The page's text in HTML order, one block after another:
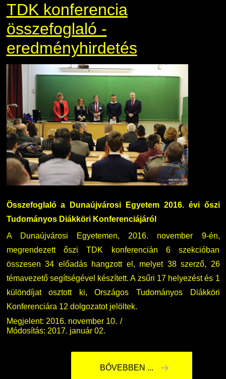
TDK konferencia
összefoglaló -
eredményhirdetés
Összefoglaló a Dunaújvárosi Egyetem 2016. évi őszi
Tudományos Diákköri Konferenciájáról
A Dunaújvárosi Egyetemen, 2016. november 9-én,
megrendezett őszi TDK konferencián 6 szekcióban
összesen 34 előadás hangzott el, melyet 38 szerző, 26
témavezető segítségével készített. A zsűri 17 helyezést és 1
különdíjat osztott ki, Országos Tudományos Diákköri
Konferenciára 12 dolgozatot jelöltek.
Megjelent: 2016. november 10.
Módosítás: 2017. január 02.
BŐVEBBEN ...